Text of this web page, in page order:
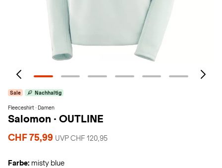
Sale Nachhaltig
Fleeceshirt · Damen
Salomon · OUTLINE
CHF 75,99 UVP CHF 120,95
Farbe: misty blue